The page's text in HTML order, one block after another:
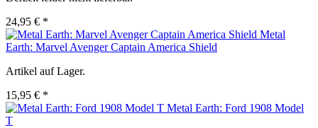
24,95 € *
Metal
Earth: Marvel Avenger Captain America Shield
Artikel auf Lager.
15,95 € *
Metal Earth: Ford 1908 Model
T